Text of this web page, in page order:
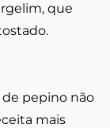
que
pepino não
mais